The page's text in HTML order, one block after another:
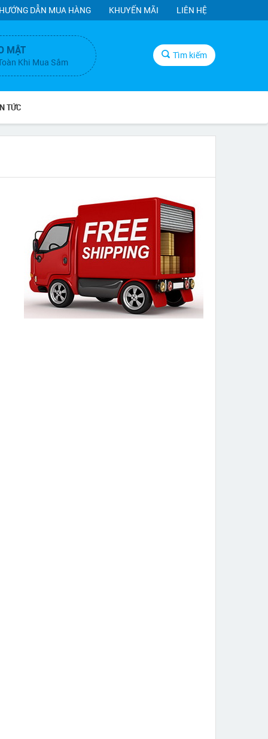
HƯỚNG DẪN MUA HÀNG KHUYẾN MÃI LIÊN HỆ
MẬT
Khi Mua Sắm
Tìm kiếm
TỨC